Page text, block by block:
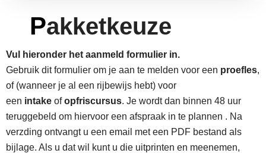
Pakketkeuze
Vul hieronder het aanmeld formulier in.
Gebruik dit formulier om je aan te melden voor een proefles,
of (wanneer je al een rijbewijs hebt) voor
een intake ofopfriscursus. Je wordt dan binnen 48 uur
teruggebeld om hiervoor een afspraak in te plannen . Na
verzding ontvangt u een email met een PDF bestand als
bijlage. Als u dat wil kunt u die uitprinten en meenemen,